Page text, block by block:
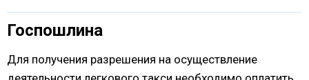
Госпошлина
Для получения разрешения на осуществление